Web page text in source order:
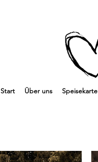
Start Über uns Speisekarte